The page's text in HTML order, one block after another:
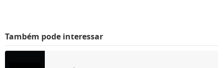
Também pode interessar